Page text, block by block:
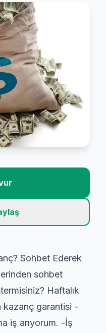
Sohbet Ederek
sohbet
Haftalık
garantisi -
iş arıyorum. -İş